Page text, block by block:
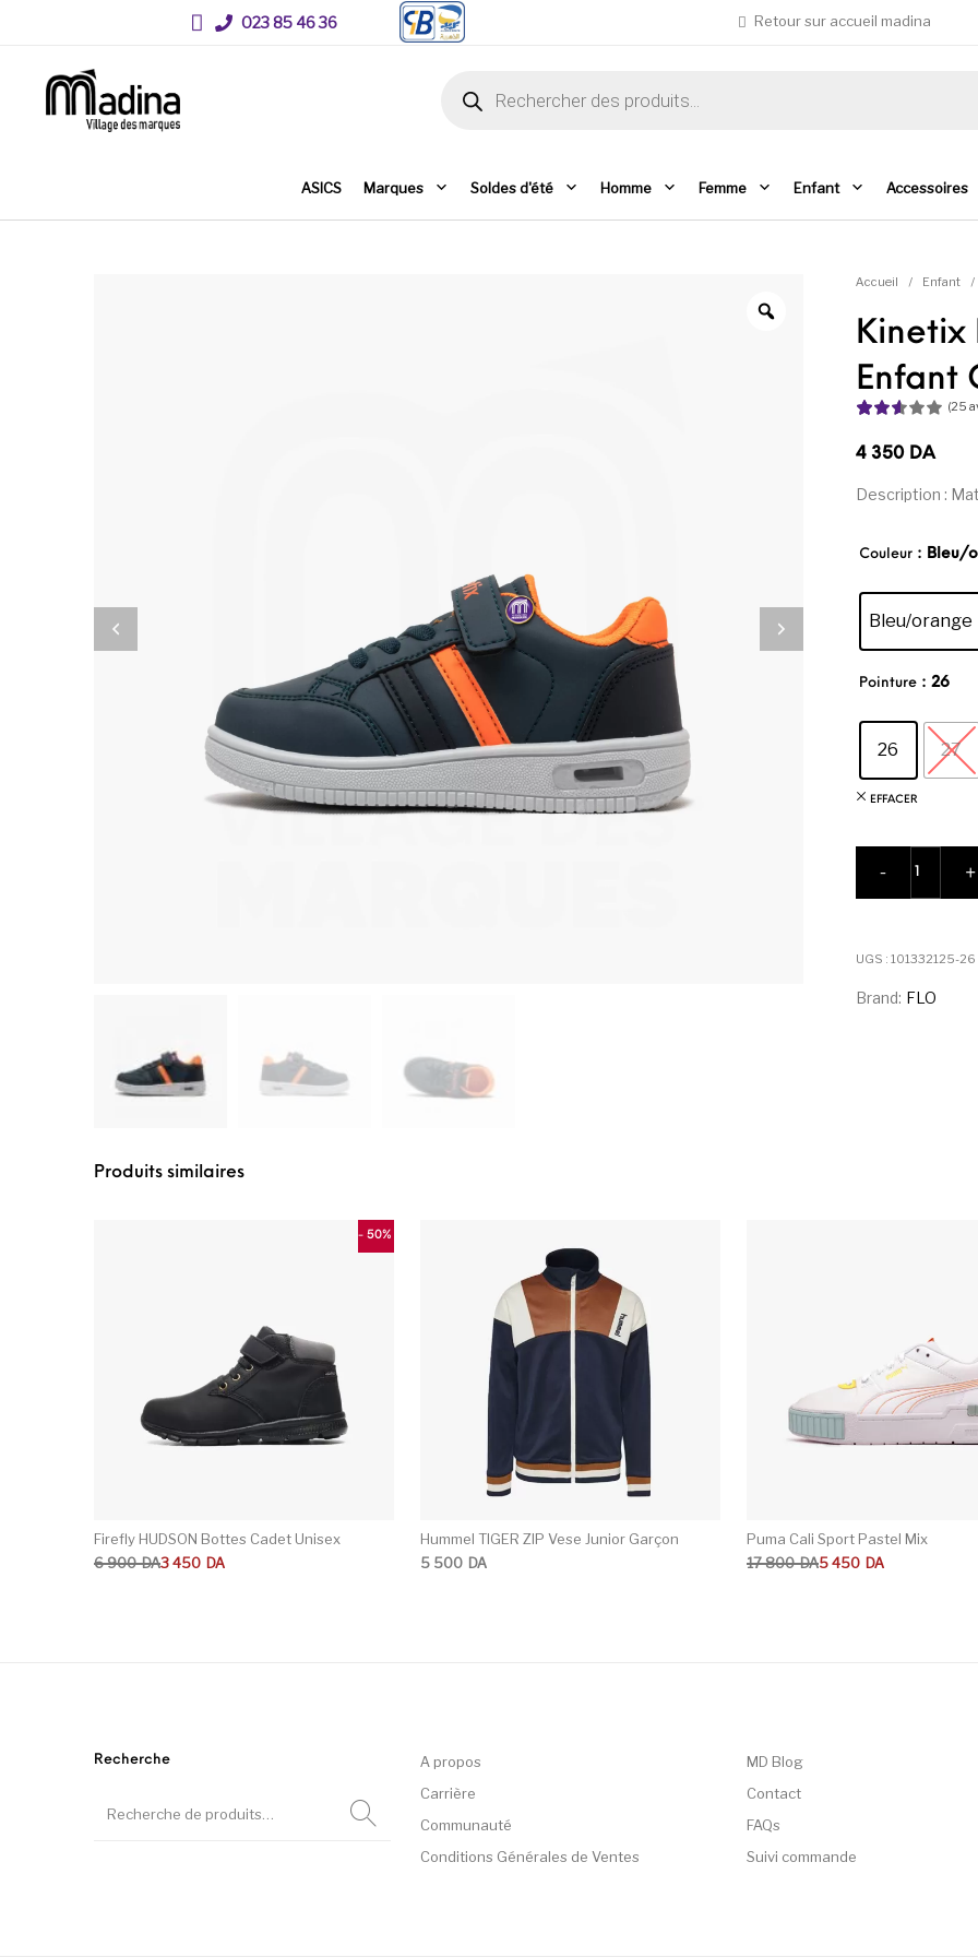
023 85 46 36 Retour sur accueil madina
ASICS Marques Soldes d'été Homme Femme Enfant Accessoires
Accueil / Enfant /
Kinetix
Enfant
2.56
basé
sur
client
(25
4 350 DA
Description :
Couleur : Bleu/
Bleu/orange
Pointure : 26
26 27
EFFACER
-
+
UGS : 101332125-26
Brand: FLO
Produits similaires
- 50%
Firefly HUDSON Bottes Cadet Unisex
6 900 DA
Le prix initial était : 6 900DA.
3 450 DA
Le prix actuel est : 3 450DA.
Ce produit a plusieurs variations. Les options peuvent être choisies sur la
Hummel TIGER ZIP Vese Junior Garçon
5 500 DA
Ce produit a plusieurs variations. Les
Puma Cali Sport Pastel Mix
17 800 DA
Le prix initial était : 17 800DA.
5 450 DA
Le prix actuel est : 5 450DA.
Recherche
A propos
Carrière
Communauté
Conditions Générales de Ventes
MD Blog
Contact
FAQs
Suivi commande